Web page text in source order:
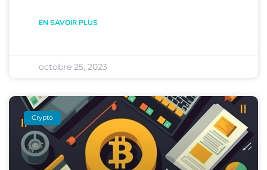
EN SAVOIR PLUS
octobre 25, 2023
Crypto